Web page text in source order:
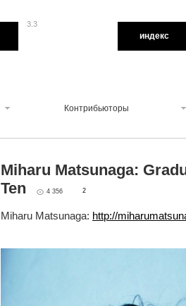
3.3
индекс
Контрибьюторы
Miharu Matsunaga:
Ten
4 356 2
Miharu Matsunaga: http://